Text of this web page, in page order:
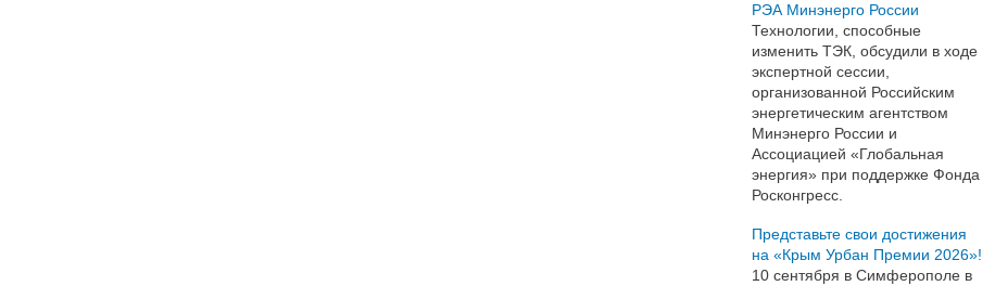
РЭА Минэнерго России
Технологии, способные
изменить ТЭК, обсудили в ходе
экспертной сессии,
организованной Российским
энергетическим агентством
Минэнерго России и
Ассоциацией «Глобальная
энергия» при поддержке Фонда
Росконгресс.
Представьте свои достижения
на «Крым Урбан Премии 2026»!
10 сентября в Симферополе в